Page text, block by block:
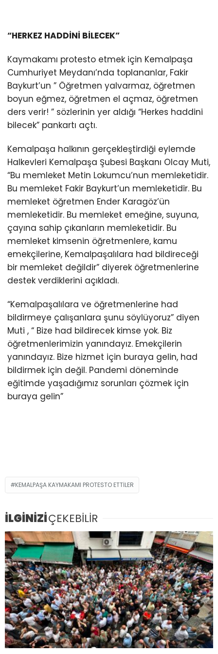
“HERKEZ HADDİNİ BİLECEK”
Kaymakamı protesto etmek için Kemalpaşa
Cumhuriyet Meydanı’nda toplananlar, Fakir
Baykurt’un ” Öğretmen yalvarmaz, öğretmen
boyun eğmez, öğretmen el açmaz, öğretmen
ders verir! ” sözlerinin yer aldığı “Herkes haddini
bilecek” pankartı açtı.
Kemalpaşa halkının gerçekleştirdiği eylemde
Halkevleri Kemalpaşa Şubesi Başkanı Olcay Muti,
“Bu memleket Metin Lokumcu’nun memleketidir.
Bu memleket Fakir Baykurt’un memleketidir. Bu
memleket öğretmen Ender Karagöz’ün
memleketidir. Bu memleket emeğine, suyuna,
çayına sahip çıkanların memleketidir. Bu
memleket kimsenin öğretmenlere, kamu
emekçilerine, Kemalpaşalılara had bildireceği
bir memleket değildir” diyerek öğretmenlerine
destek verdiklerini açıkladı.
“Kemalpaşalılara ve öğretmenlerine had
bildirmeye çalışanlara şunu söylüyoruz” diyen
Muti , “ Bize had bildirecek kimse yok. Biz
öğretmenlerimizin yanındayız. Emekçilerin
yanındayız. Bize hizmet için buraya gelin, had
bildirmek için değil. Pandemi döneminde
eğitimde yaşadığımız sorunları çözmek için
buraya gelin”
KEMALPAŞA KAYMAKAMI PROTESTO ETTİLER
İLGİNİZİÇEKEBİLİR